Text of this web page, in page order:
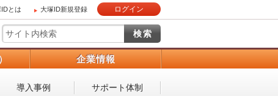
とは 大塚ID新規登録 ログイン
企業情報
導入事例 サポート体制